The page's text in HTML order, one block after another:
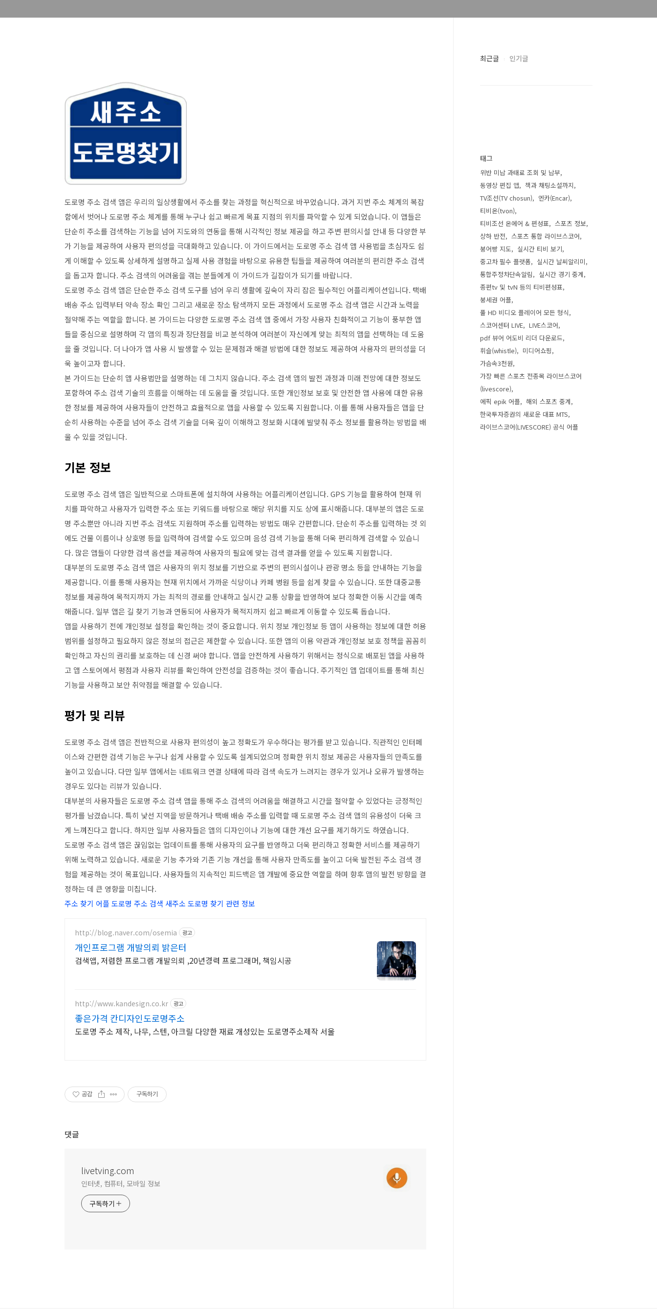
도로명 주소 검색 앱은 우리의 일상생활에서 주소를 찾는 과정을 혁신적으로 바꾸었습니다. 과거 지번 주소 체계의 복잡
함에서 벗어나 도로명 주소 체계를 통해 누구나 쉽고 빠르게 목표 지점의 위치를 파악할 수 있게 되었습니다. 이 앱들은
단순히 주소를 검색하는 기능을 넘어 지도와의 연동을 통해 시각적인 정보 제공을 하고 주변 편의시설 안내 등 다양한 부
가 기능을 제공하여 사용자 편의성을 극대화하고 있습니다. 이 가이드에서는 도로명 주소 검색 앱 사용법을 초심자도 쉽
게 이해할 수 있도록 상세하게 설명하고 실제 사용 경험을 바탕으로 유용한 팁들을 제공하여 여러분의 편리한 주소 검색
을 돕고자 합니다. 주소 검색의 어려움을 겪는 분들에게 이 가이드가 길잡이가 되기를 바랍니다.
도로명 주소 검색 앱은 단순한 주소 검색 도구를 넘어 우리 생활에 깊숙이 자리 잡은 필수적인 어플리케이션입니다. 택배
배송 주소 입력부터 약속 장소 확인 그리고 새로운 장소 탐색까지 모든 과정에서 도로명 주소 검색 앱은 시간과 노력을
절약해 주는 역할을 합니다. 본 가이드는 다양한 도로명 주소 검색 앱 중에서 가장 사용자 친화적이고 기능이 풍부한 앱
들을 중심으로 설명하며 각 앱의 특징과 장단점을 비교 분석하여 여러분이 자신에게 맞는 최적의 앱을 선택하는 데 도움
을 줄 것입니다. 더 나아가 앱 사용 시 발생할 수 있는 문제점과 해결 방법에 대한 정보도 제공하여 사용자의 편의성을 더
욱 높이고자 합니다.
본 가이드는 단순히 앱 사용법만을 설명하는 데 그치지 않습니다. 주소 검색 앱의 발전 과정과 미래 전망에 대한 정보도
포함하여 주소 검색 기술의 흐름을 이해하는 데 도움을 줄 것입니다. 또한 개인정보 보호 및 안전한 앱 사용에 대한 유용
한 정보를 제공하여 사용자들이 안전하고 효율적으로 앱을 사용할 수 있도록 지원합니다. 이를 통해 사용자들은 앱을 단
순히 사용하는 수준을 넘어 주소 검색 기술을 더욱 깊이 이해하고 정보화 시대에 발맞춰 주소 정보를 활용하는 방법을 배
울 수 있을 것입니다.
기본 정보
도로명 주소 검색 앱은 일반적으로 스마트폰에 설치하여 사용하는 어플리케이션입니다. GPS 기능을 활용하여 현재 위
치를 파악하고 사용자가 입력한 주소 또는 키워드를 바탕으로 해당 위치를 지도 상에 표시해줍니다. 대부분의 앱은 도로
명 주소뿐만 아니라 지번 주소 검색도 지원하며 주소를 입력하는 방법도 매우 간편합니다. 단순히 주소를 입력하는 것 외
에도 건물 이름이나 상호명 등을 입력하여 검색할 수도 있으며 음성 검색 기능을 통해 더욱 편리하게 검색할 수 있습니
다. 많은 앱들이 다양한 검색 옵션을 제공하여 사용자의 필요에 맞는 검색 결과를 얻을 수 있도록 지원합니다.
대부분의 도로명 주소 검색 앱은 사용자의 위치 정보를 기반으로 주변의 편의시설이나 관광 명소 등을 안내하는 기능을
제공합니다. 이를 통해 사용자는 현재 위치에서 가까운 식당이나 카페 병원 등을 쉽게 찾을 수 있습니다. 또한 대중교통
정보를 제공하여 목적지까지 가는 최적의 경로를 안내하고 실시간 교통 상황을 반영하여 보다 정확한 이동 시간을 예측
해줍니다. 일부 앱은 길 찾기 기능과 연동되어 사용자가 목적지까지 쉽고 빠르게 이동할 수 있도록 돕습니다.
앱을 사용하기 전에 개인정보 설정을 확인하는 것이 중요합니다. 위치 정보 개인정보 등 앱이 사용하는 정보에 대한 허용
범위를 설정하고 필요하지 않은 정보의 접근은 제한할 수 있습니다. 또한 앱의 이용 약관과 개인정보 보호 정책을 꼼꼼히
확인하고 자신의 권리를 보호하는 데 신경 써야 합니다. 앱을 안전하게 사용하기 위해서는 정식으로 배포된 앱을 사용하
고 앱 스토어에서 평점과 사용자 리뷰를 확인하여 안전성을 검증하는 것이 좋습니다. 주기적인 앱 업데이트를 통해 최신
기능을 사용하고 보안 취약점을 해결할 수 있습니다.
평가 및 리뷰
도로명 주소 검색 앱은 전반적으로 사용자 편의성이 높고 정확도가 우수하다는 평가를 받고 있습니다. 직관적인 인터페
이스와 간편한 검색 기능은 누구나 쉽게 사용할 수 있도록 설계되었으며 정확한 위치 정보 제공은 사용자들의 만족도를
높이고 있습니다. 다만 일부 앱에서는 네트워크 연결 상태에 따라 검색 속도가 느려지는 경우가 있거나 오류가 발생하는
경우도 있다는 리뷰가 있습니다.
대부분의 사용자들은 도로명 주소 검색 앱을 통해 주소 검색의 어려움을 해결하고 시간을 절약할 수 있었다는 긍정적인
평가를 남겼습니다. 특히 낯선 지역을 방문하거나 택배 배송 주소를 입력할 때 도로명 주소 검색 앱의 유용성이 더욱 크
게 느껴진다고 합니다. 하지만 일부 사용자들은 앱의 디자인이나 기능에 대한 개선 요구를 제기하기도 하였습니다.
도로명 주소 검색 앱은 끊임없는 업데이트를 통해 사용자의 요구를 반영하고 더욱 편리하고 정확한 서비스를 제공하기
위해 노력하고 있습니다. 새로운 기능 추가와 기존 기능 개선을 통해 사용자 만족도를 높이고 더욱 발전된 주소 검색 경
험을 제공하는 것이 목표입니다. 사용자들의 지속적인 피드백은 앱 개발에 중요한 역할을 하며 향후 앱의 발전 방향을 결
정하는 데 큰 영향을 미칩니다.
주소 찾기 어플 도로명 주소 검색 새주소 도로명 찾기 관련 정보
http://blog.naver.com/osemia 광고
개인프로그램 개발의뢰 밝은터
검색앱, 저렴한 프로그램 개발의뢰 ,20년경력 프로그래머, 책임시공
http://www.kandesign.co.kr 광고
좋은가격 칸디자인도로명주소
도로명 주소 제작, 나무, 스텐, 아크릴 다양한 재료 개성있는 도로명주소제작 서울
공감 구독하기
댓글
livetving.com
인터넷, 컴퓨터, 모바일 정보
구독하기
최근글 인기글
태그
위반 미납 과태료 조회 및 납부
동영상 편집 앱
책과 채팅소설까지
TV조선(TV chosun)
엔카(Encar)
티비온(tvon)
티비조선 온에어 & 편성표
스포츠 정보
상하 반전
스포츠 통합 라이브스코어
붕어빵 지도
실시간 티비 보기
중고차 필수 플랫폼
실시간 날씨알리미
통합주정차단속알림
실시간 경기 중계
종편tv 및 tvN 등의 티비편성표
붕세권 어플
풀 HD 비디오 플레이어 모든 형식
스코어센터 LIVE
LIVE스코어
pdf 뷰어 어도비 리더 다운로드
휘슬(whistle)
미디어쇼핑
가슴속3천원
가장 빠른 스포츠 전종목 라이브스코어
(livescore)
에픽 epik 어플
해외 스포츠 중계
한국투자증권의 새로운 대표 MTS
라이브스코어(LIVESCORE) 공식 어플